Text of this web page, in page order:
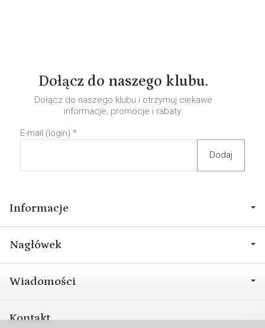
Dołącz do naszego klubu.
Dołącz do naszego klubu i otrzymuj ciekawe
informacje, promocje i rabaty.
E-mail (login) *
Informacje
Nagłówek
Wiadomości
Kontakt